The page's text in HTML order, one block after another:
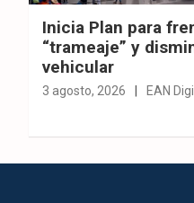
Inicia Plan para
“trameaje” y
vehicular
3 agosto, 2026 EAN